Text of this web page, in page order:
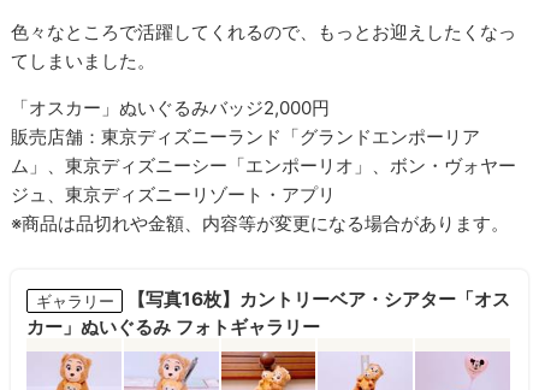
色々なところで活躍してくれるので、もっとお迎えしたくなっ
てしまいました。
「オスカー」ぬいぐるみバッジ2,000円
販売店舗：東京ディズニーランド「グランドエンポーリア
ム」、東京ディズニーシー「エンポーリオ」、ボン・ヴォヤー
ジュ、東京ディズニーリゾート・アプリ
※商品は品切れや金額、内容等が変更になる場合があります。
ギャラリー
【写真16枚】カントリーベア・シアター「オス
カー」ぬいぐるみ フォトギャラリー